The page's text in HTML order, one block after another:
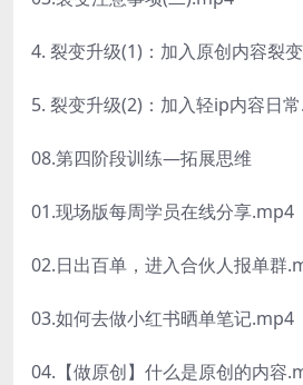
4. 裂变升级(1)：加入原创内容裂
5. 裂变升级(2)：加入轻ip内容日
08.第四阶段训练—拓展思维
01.现场版每周学员在线分享.mp4
02.日出百单，进入合伙人报单群
03.如何去做小红书晒单笔记.mp4
04.【做原创】什么是原创的内容